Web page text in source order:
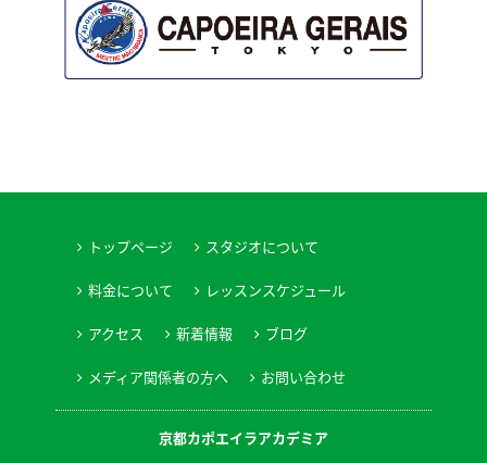
トップページ スタジオについて
料金について レッスンスケジュール
アクセス 新着情報 ブログ
メディア関係者の方へ お問い合わせ
京都カポエイラアカデミア